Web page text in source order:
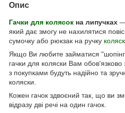
Опис
Гачки для колясок на липучках —
який дає змогу не нахилятися
сумочку або рюкзак на ручку
Якщо Ви любите займатися
гачки для коляски Вам обов'язково
з покупками будуть надійно та
коляски.
Кожен гачок здвоєний так, що ви
відразу дві речі на один гачок.